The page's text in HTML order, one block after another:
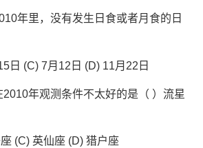
年里，没有发生日食或者月食的日
日 (C) 7月12日 (D) 11月22日
年观测条件不太好的是（ ）流星
(C) 英仙座 (D) 猎户座